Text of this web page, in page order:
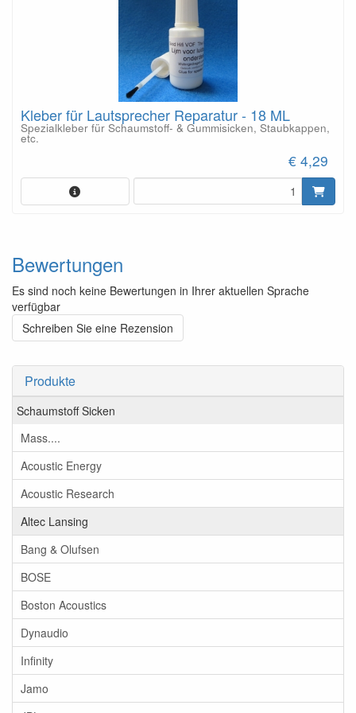
Produkte
Schaumstoff Sicken
Mass....
Acoustic Energy
Acoustic Research
Altec Lansing
Bang & Olufsen
BOSE
Boston Acoustics
Dynaudio
Infinity
Jamo
Kleber für Lautsprecher Reparatur - 18 ML
Spezialkleber für Schaumstoff- & Gummisicken, Staubkappen,
etc.
€ 4,29
Bewertungen
Es sind noch keine Bewertungen in Ihrer aktuellen Sprache
verfügbar
Schreiben Sie eine Rezension